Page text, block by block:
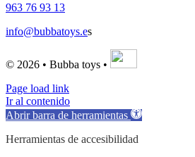
963 76 93 13
info@bubbatoys.es
© 2026 • Bubba toys •
Page load link
Ir al contenido
Abrir barra de herramientas
Herramientas de accesibilidad